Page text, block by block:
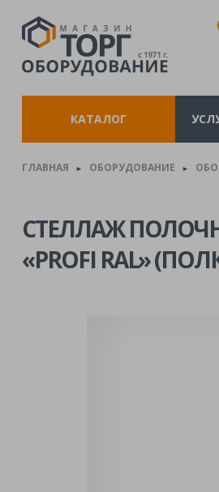
КАТАЛОГ
ГЛАВНАЯ ► ОБОРУДОВАНИЕ ►
СТЕЛЛАЖ
«PROFI RAL»